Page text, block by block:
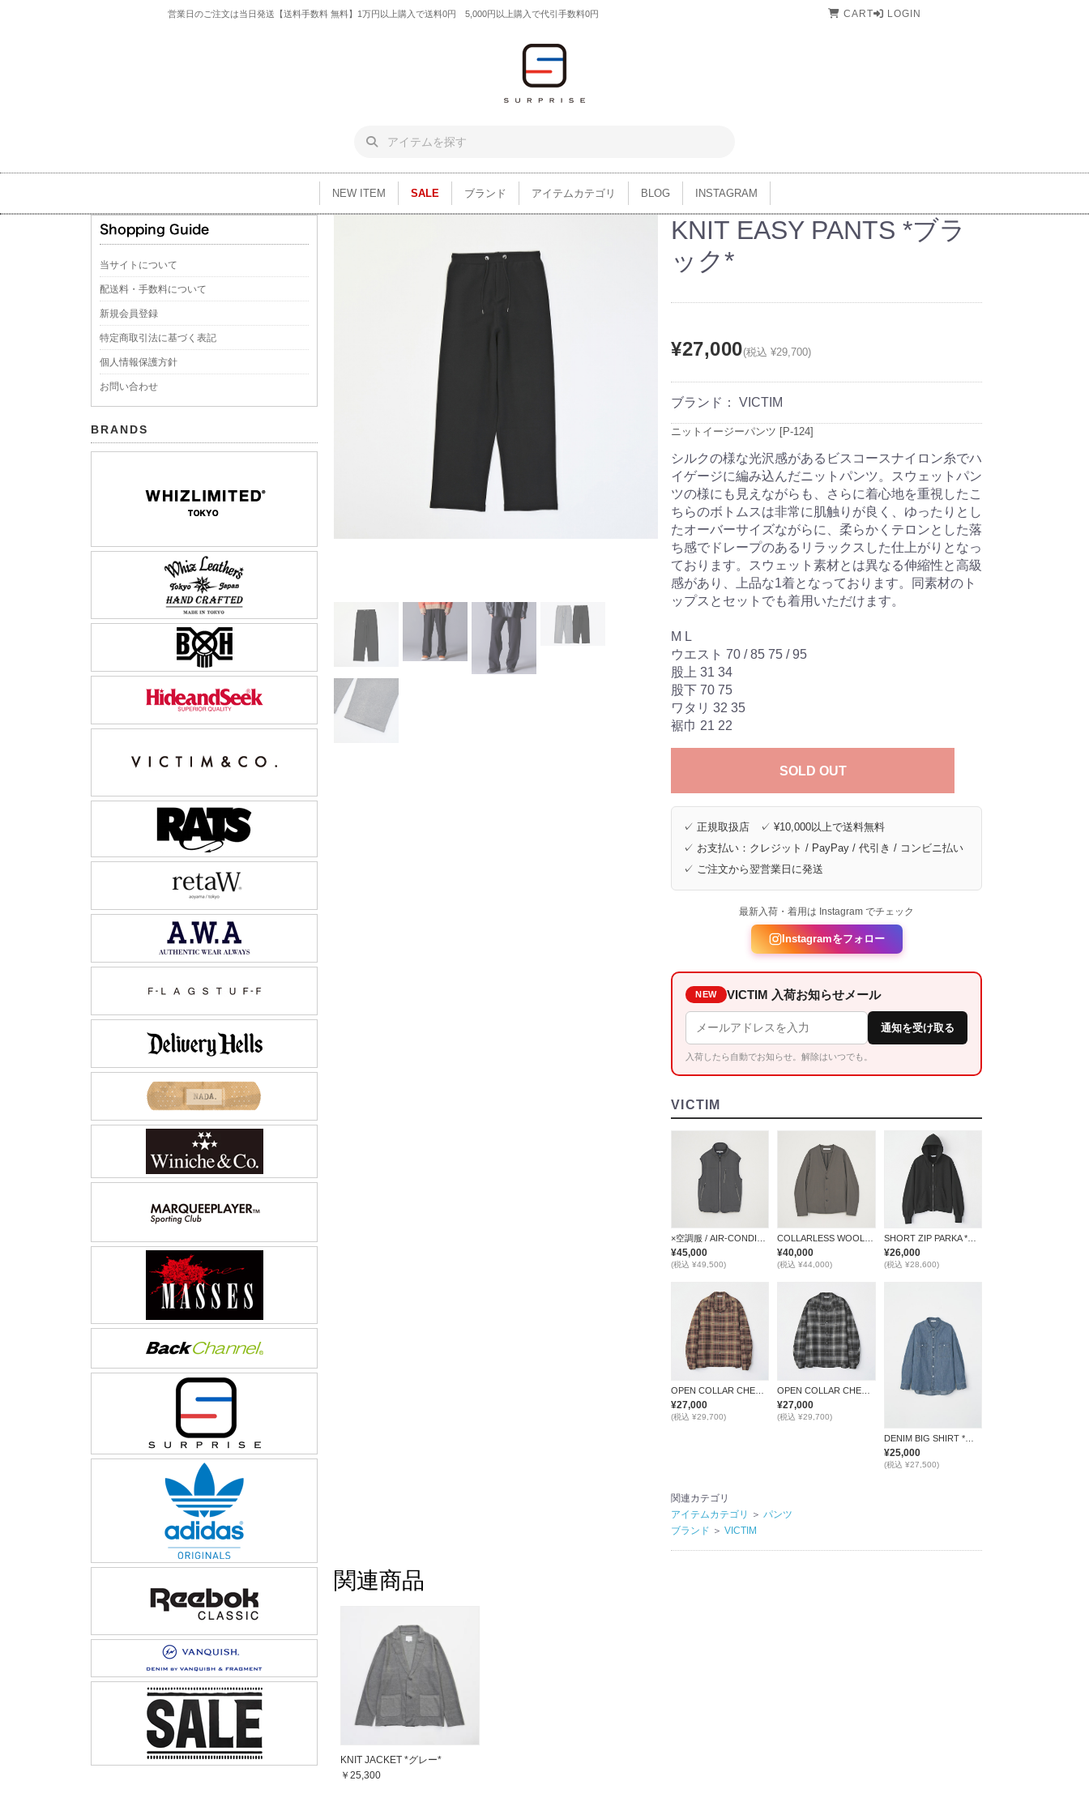
営業日のご注文は当日発送【送料手数料 無料】1万円以上購入で送料0円 5,000円以上購入で代引手数料0円 CART LOGIN
NEW ITEM SALE ブランド アイテムカテゴリ BLOG INSTAGRAM
当サイトについて
配送料・手数料について
新規会員登録
特定商取引法に基づく表記
個人情報保護方針
お問い合わせ
BRANDS
KNIT EASY PANTS *ブラ
ック*
¥27,000(税込 ¥29,700)
ブランド： VICTIM
ニットイージーパンツ [P-124]
シルクの様な光沢感があるビスコースナイロン糸でハ
イゲージに編み込んだニットパンツ。スウェットパン
ツの様にも見えながらも、さらに着心地を重視したこ
ちらのボトムスは非常に肌触りが良く、ゆったりとし
たオーバーサイズながらに、柔らかくテロンとした落
ち感でドレープのあるリラックスした仕上がりとなっ
ております。スウェット素材とは異なる伸縮性と高級
感があり、上品な1着となっております。同素材のト
ップスとセットでも着用いただけます。
M L
ウエスト 70 / 85 75 / 95
股上 31 34
股下 70 75
ワタリ 32 35
裾巾 21 22
SOLD OUT
✓ 正規取扱店 ✓ ¥10,000以上で送料無料
✓ お支払い：クレジット / PayPay / 代引き / コンビニ払い
✓ ご注文から翌営業日に発送
最新入荷・着用は Instagram でチェック
Instagramをフォロー
NEW VICTIM 入荷お知らせメール
通知を受け取る
入荷したら自動でお知らせ。解除はいつでも。
VICTIM
¥45,000
(税込 ¥49,500)
¥40,000
(税込 ¥44,000)
SHORT ZIP PARKA *ブラック*
¥26,000
(税込 ¥28,600)
¥27,000
(税込 ¥29,700)
¥27,000
(税込 ¥29,700)
DENIM BIG SHIRT *ブルー*
¥25,000
(税込 ¥27,500)
関連カテゴリ
アイテムカテゴリ
＞ パンツ
ブランド ＞ VICTIM
関連商品
KNIT JACKET *グレー*
￥25,300